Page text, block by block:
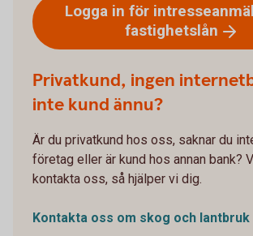
Logga in för
fastighetslån
Privatkund, ingen
inte kund ännu?
Är du privatkund hos oss, saknar du
företag eller är kund hos annan bank?
kontakta oss, så hjälper vi dig.
Kontakta oss om skog och lantbruk